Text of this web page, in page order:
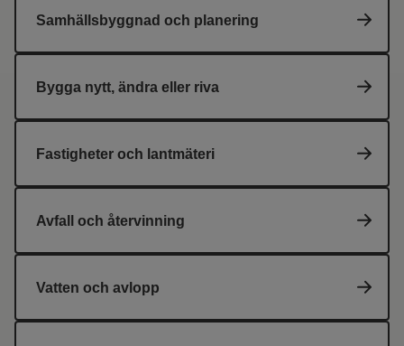
Samhällsbyggnad och planering
Bygga nytt, ändra eller riva
Fastigheter och lantmäteri
Avfall och återvinning
Vatten och avlopp